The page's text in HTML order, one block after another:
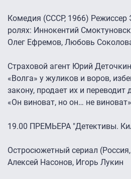
Комедия (СССР, 1966) Режиссер
ролях: Иннокентий
Олег Ефремов, Любовь
Страховой агент Юрий
«Волга» у жуликов и воров,
закону, продает их и переводит
«Он виноват, но он… не
19.00 ПРЕМЬЕРА "Детективы.
Остросюжетный сериал
Алексей Насонов, Игорь Лукин